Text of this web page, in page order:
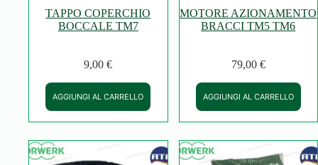
TAPPO COPERCHIO
BOCCALE TM7
9,00€
AGGIUNGI AL CARRELLO
MOTORE AZIONAMENTO
BRACCI TM5 TM6
79,00 €
AGGIUNGI AL CARRELLO